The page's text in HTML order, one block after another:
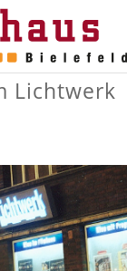
Lichtwerk